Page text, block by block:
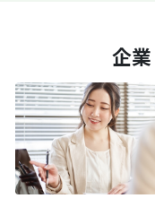
企